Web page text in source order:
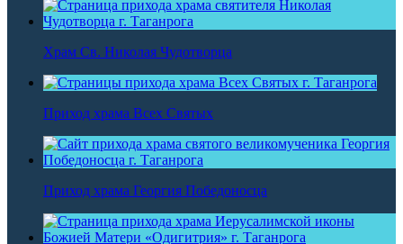
Храм Св. Николая Чудотворца
Приход храма Всех Святых
Приход храма Георгия Победоносца